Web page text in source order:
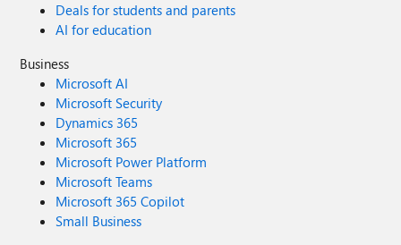
Deals for students and parents
AI for education
Business
Microsoft AI
Microsoft Security
Dynamics 365
Microsoft 365
Microsoft Power Platform
Microsoft Teams
Microsoft 365 Copilot
Small Business